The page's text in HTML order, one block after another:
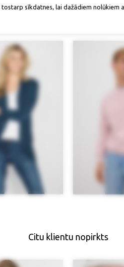
Citu klientu nopirkts
sīkdatnes, lai dažādiem nolūkiem